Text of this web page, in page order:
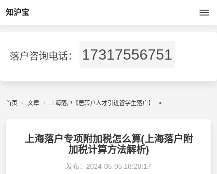
知沪宝
落户咨询电话： 17317556751
首页 文章 上海落户【居转户人才引进留学生落户】 >
上海落户专项附加税怎么算(上海落户附
加税计算方法解析)
发布： 2024-05-05 18:20:17